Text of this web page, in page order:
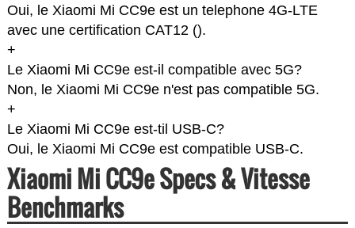
Oui, le Xiaomi Mi CC9e est un telephone 4G-LTE
avec une certification CAT12 ().
+
Le Xiaomi Mi CC9e est-il compatible avec 5G?
Non, le Xiaomi Mi CC9e n'est pas compatible 5G.
+
Le Xiaomi Mi CC9e est-til USB-C?
Oui, le Xiaomi Mi CC9e est compatible USB-C.
Xiaomi Mi CC9e Specs & Vitesse
Benchmarks